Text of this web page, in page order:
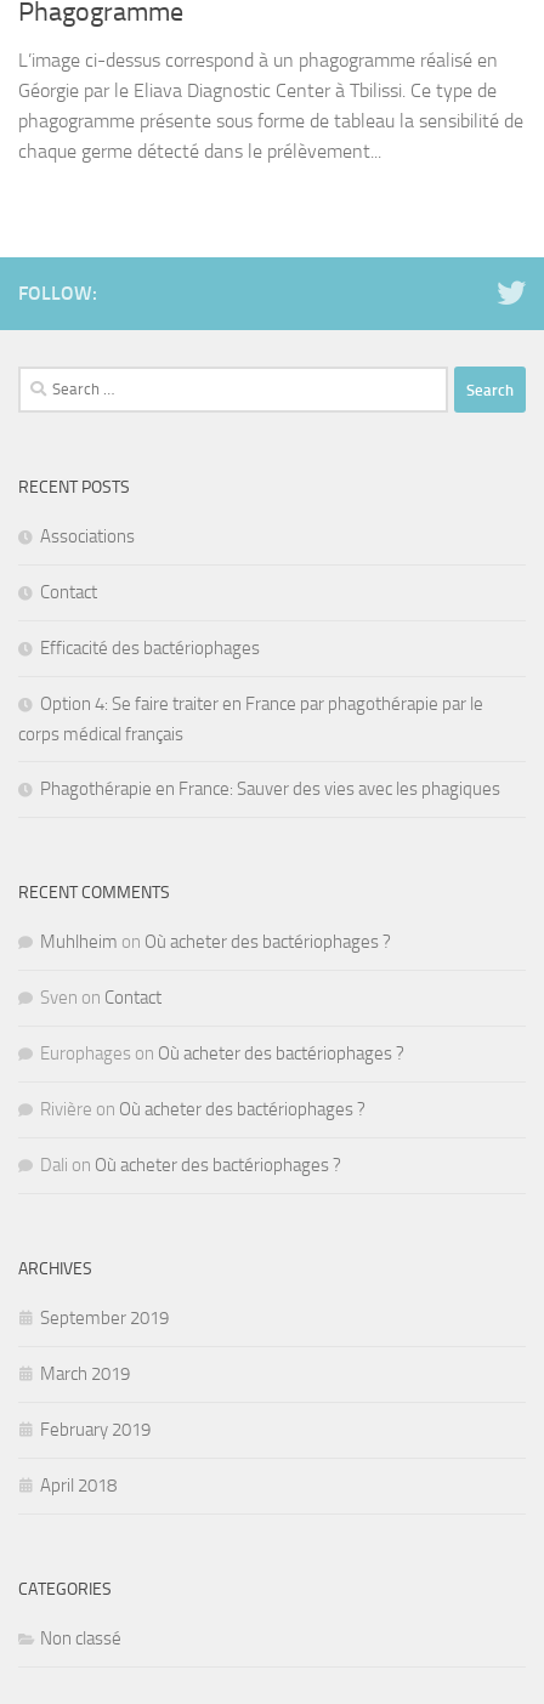
Phagogramme
L’image ci-dessus correspond à un phagogramme réalisé en
Géorgie par le Eliava Diagnostic Center à Tbilissi. Ce type de
phagogramme présente sous forme de tableau la sensibilité de
chaque germe détecté dans le prélèvement...
FOLLOW:
Search
for:
RECENT POSTS
Associations
Contact
Efficacité des bactériophages
Option 4: Se faire traiter en France par phagothérapie par le
corps médical français
Phagothérapie en France: Sauver des vies avec les phagiques
RECENT COMMENTS
Muhlheim on Où acheter des bactériophages ?
Sven on Contact
Europhages on Où acheter des bactériophages ?
Rivière on Où acheter des bactériophages ?
Dali on Où acheter des bactériophages ?
ARCHIVES
September 2019
March 2019
February 2019
April 2018
CATEGORIES
Non classé